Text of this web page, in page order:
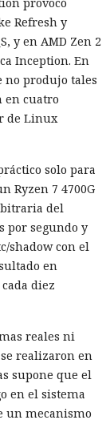
provocó
Refresh y
y en AMD Zen 2
Inception. En
no produjo tales
en cuatro
de Linux
solo para
Ryzen 7 4700G
del
por segundo y
shadow con el
en
diez
reales ni
realizaron en
supone que el
en el sistema
un mecanismo